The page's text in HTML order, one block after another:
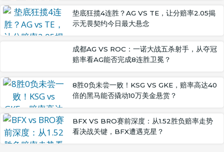
垫底狂揽4连胜？AG VS TE，让分赔率2.05揭
示无畏契约今日最大悬念
成都AG VS ROC：一诺大战五杀射手，从夺冠
赔率看AG能否完成8连胜卫冕？
8胜0负未尝一败！KSG VS GKE，赔率高达40
倍的黑马能否撬动10万美金悬赏？
BFX VS BRO赛前深度：从1.52胜负赔率走势
看决战关键，BFX遭遇克星？